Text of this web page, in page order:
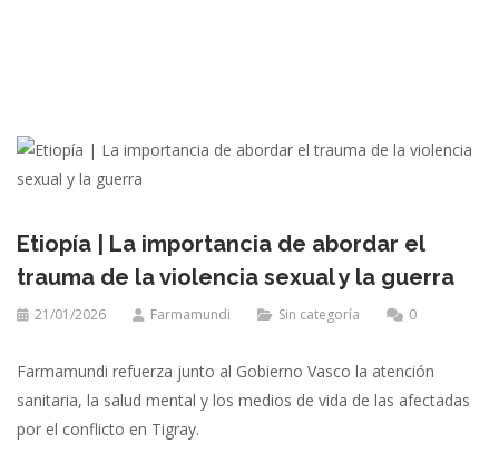
Etiopía | La importancia de abordar el
trauma de la violencia sexual y la guerra
21/01/2026 Farmamundi Sin categoría 0
Farmamundi refuerza junto al Gobierno Vasco la atención
sanitaria, la salud mental y los medios de vida de las afectadas
por el conflicto en Tigray.